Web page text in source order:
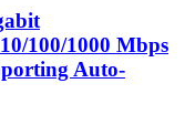
100/1000 Mbps
Auto-